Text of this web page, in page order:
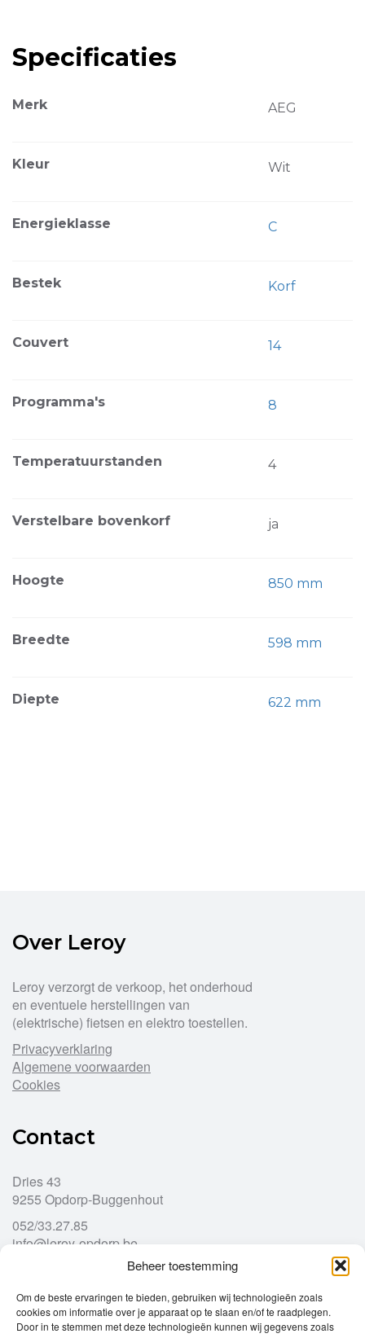
Beheer toestemming
Om de beste ervaringen te bieden, gebruiken wij technologieën zoals
cookies om informatie over je apparaat op te slaan en/of te raadplegen.
Door in te stemmen met deze technologieën kunnen wij gegevens zoals
Specificaties
Merk AEG
Kleur Wit
Energieklasse C
Bestek Korf
Couvert 14
Programma's 8
Temperatuurstanden 4
Verstelbare bovenkorf ja
Hoogte 850 mm
Breedte 598 mm
Diepte 622 mm
Over Leroy
Leroy verzorgt de verkoop, het onderhoud
en eventuele herstellingen van
(elektrische) fietsen en elektro toestellen.
Privacyverklaring
Algemene voorwaarden
Cookies
Contact
Dries 43
9255 Opdorp-Buggenhout
052/33.27.85
info@leroy-opdorp.be
Openingsuren